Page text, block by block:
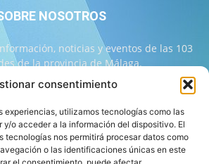
consentimiento
experiencias, utilizamos tecnologías como las
o acceder a la información del dispositivo. El
tecnologías nos permitirá procesar datos como
o las identificaciones únicas en este
NOSOTROS
noticias y eventos de las 103
de la provincia de Málaga.
info@103malaga.com
SÍGUENOS